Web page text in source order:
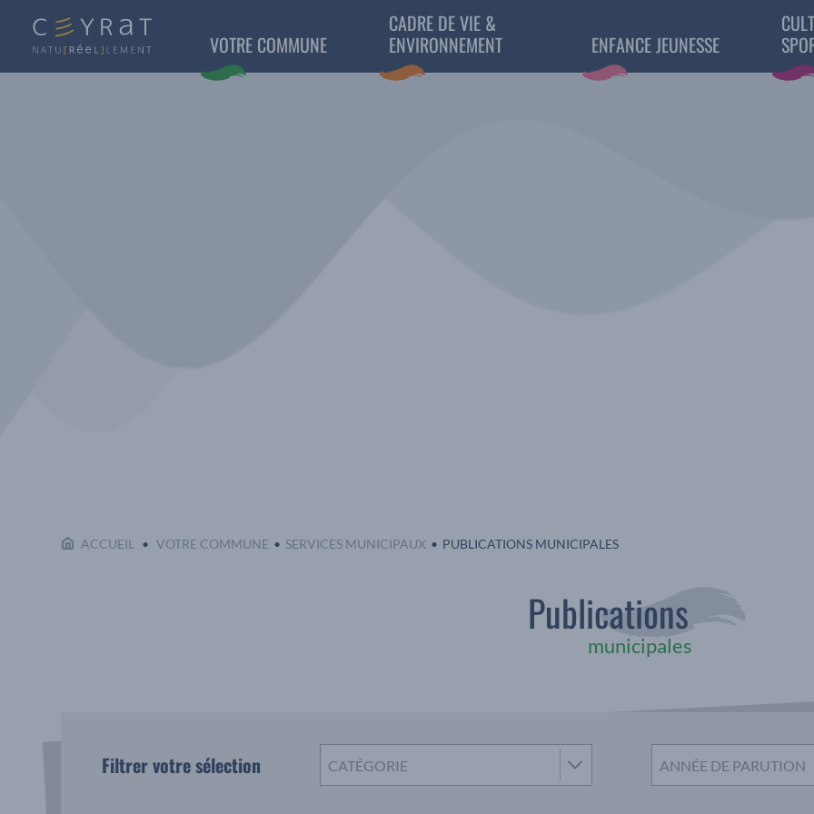
VOTRE COMMUNE
CADRE DE VIE &
ENVIRONNEMENT
ENFANCE JEUNESSE
ACCUEIL VOTRE COMMUNE SERVICES MUNICIPAUX EN COURS :
PUBLICATIONS MUNICIPALES
Publications
municipales
Filtrer votre sélection CATÉGORIE ANNÉE DE PARUTION